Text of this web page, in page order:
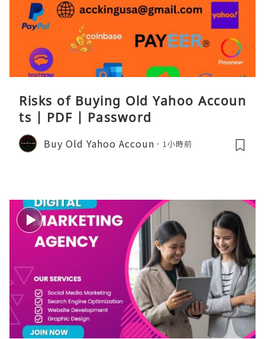
Risks of Buying Old Yahoo Accoun
ts | PDF | Password
Buy Old Yahoo Accoun 1小時前